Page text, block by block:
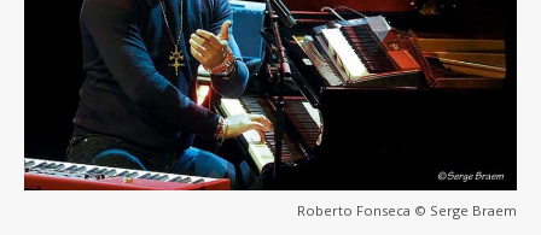
Roberto Fonseca © Serge Braem